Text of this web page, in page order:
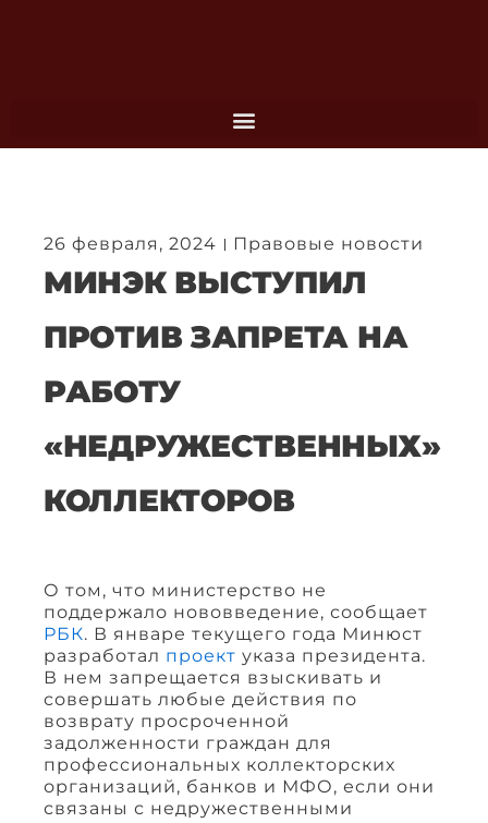
26 февраля, 2024 Правовые новости
МИНЭК ВЫСТУПИЛ
ПРОТИВ ЗАПРЕТА НА
РАБОТУ
«НЕДРУЖЕСТВЕННЫХ»
КОЛЛЕКТОРОВ
О том, что министерство не
поддержало нововведение, сообщает
РБК. В январе текущего года Минюст
разработал проект указа президента.
В нем запрещается взыскивать и
совершать любые действия по
возврату просроченной
задолженности граждан для
профессиональных коллекторских
организаций, банков и МФО, если они
связаны с недружественными